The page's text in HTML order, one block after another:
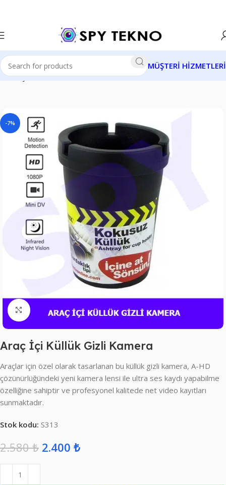
MÜŞTERİ HİZMETLERİ
Ana Sayfa Gizli Kameralar Aksesuar Gizli Kameralar
-7%
Click to enlarge
Araç İçi Küllük Gizli Kamera
Araçlar için özel olarak tasarlanan bu küllük gizli kamera, A-HD
çözünürlüğündeki yeni kamera lensi ile ultra ses kaydı yapabilme
özelliğine sahiptir ve profesyonel kalitede net video kayıtları
sunmaktadır.
Stok kodu: S313
2.580₺ 2.400 ₺